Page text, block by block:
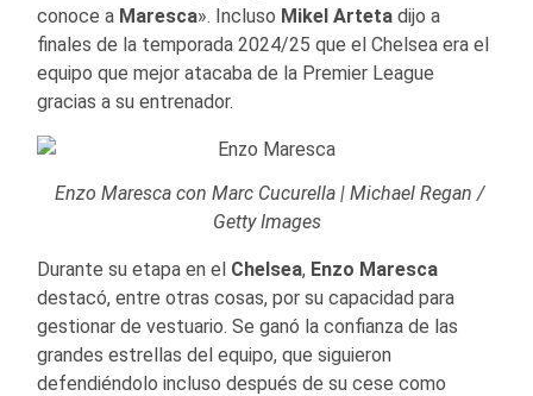
conoce a Maresca». Incluso Mikel Arteta dijo a
finales de la temporada 2024/25 que el Chelsea era el
equipo que mejor atacaba de la Premier League
gracias a su entrenador.
Enzo Maresca con Marc Cucurella | Michael Regan /
Getty Images
Durante su etapa en el Chelsea, Enzo Maresca
destacó, entre otras cosas, por su capacidad para
gestionar de vestuario. Se ganó la confianza de las
grandes estrellas del equipo, que siguieron
defendiéndolo incluso después de su cese como